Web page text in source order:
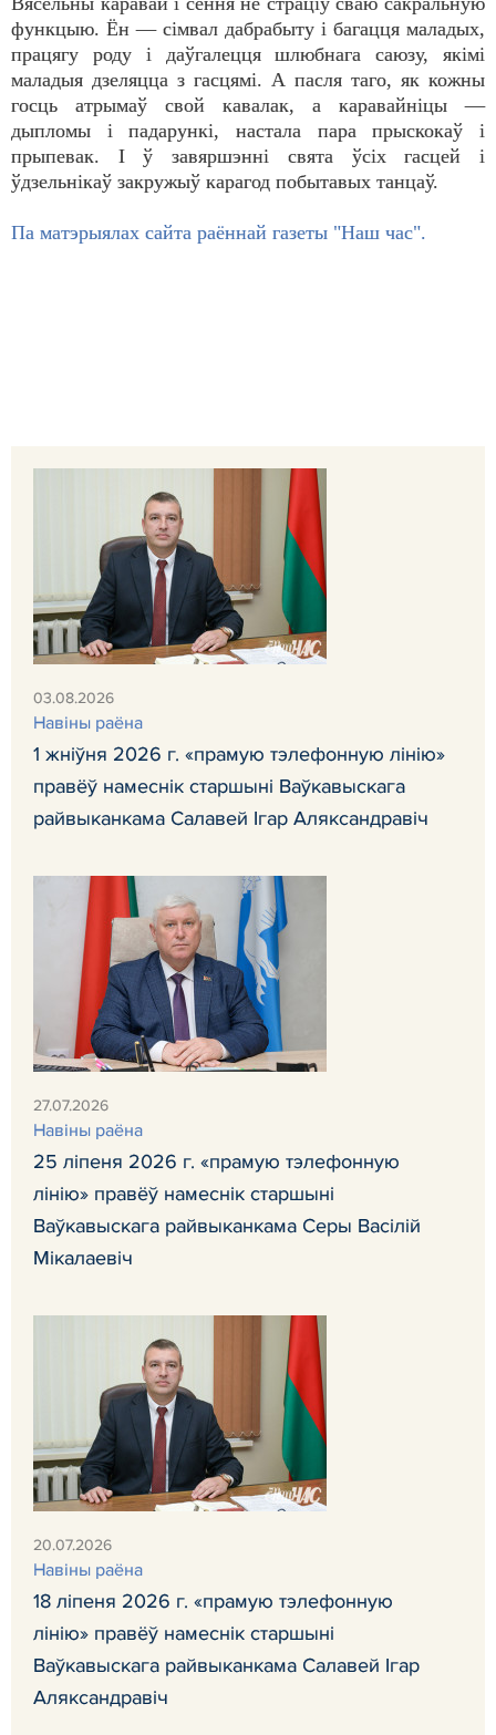
функцыю. Ён — сімвал дабрабыту і багацця маладых,
працягу роду і даўгалецця шлюбнага саюзу, якімі
маладыя дзеляцца з гасцямі. А пасля таго, як кожны
госць атрымаў свой кавалак, а каравайніцы —
дыпломы і падарункі, настала пара прыскокаў і
прыпевак. І ў завяршэнні свята ўсіх гасцей і
ўдзельнікаў закружыў карагод побытавых танцаў.
Па матэрыялах сайта раённай газеты "Наш час".
03.08.2026
Навiны раёна
1 жніўня 2026 г. «прамую тэлефонную лінію»
правёў намеснік старшыні Ваўкавыскага
райвыканкама Салавей Ігар Аляксандравіч
27.07.2026
Навiны раёна
25 ліпеня 2026 г. «прамую тэлефонную
лінію» правёў намеснік старшыні
Ваўкавыскага райвыканкама Серы Васілій
Мікалаевіч
20.07.2026
Навiны раёна
18 ліпеня 2026 г. «прамую тэлефонную
лінію» правёў намеснік старшыні
Ваўкавыскага райвыканкама Салавей Ігар
Аляксандравіч